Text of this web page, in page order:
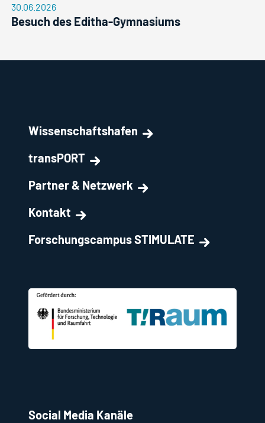
30.06.2026
Besuch des Editha-Gymnasiums
Wissenschaftshafen
transPORT
Partner & Netzwerk
Kontakt
Forschungscampus STIMULATE
Social Media Kanäle